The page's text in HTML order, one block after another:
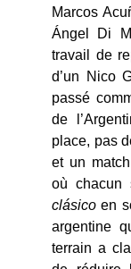
Marcos
Ángel Di
travail de
d’un Nico
passé
de
place, pas
et un
où chacun
clásico en
argentine
terrain a